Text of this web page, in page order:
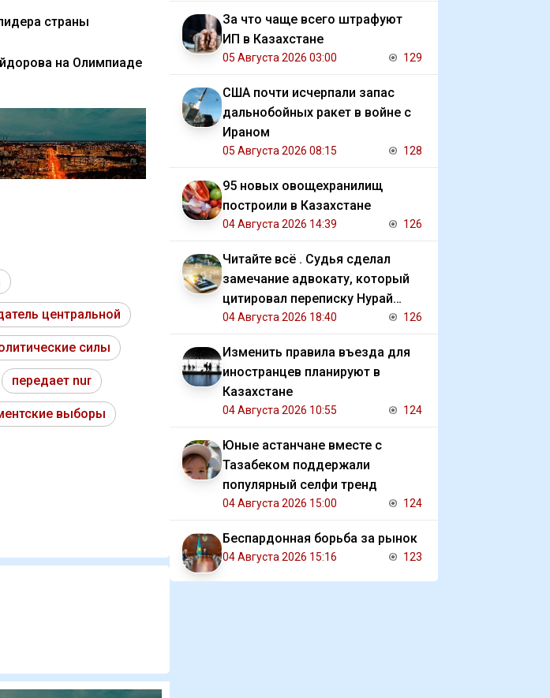
страны
на Олимпиаде
центральной
силы
передает nur
выборы
За что чаще всего штрафуют
ИП в Казахстане
05 Августа 2026 03:00 129
США почти исчерпали запас
дальнобойных ракет в войне с
Ираном
05 Августа 2026 08:15 128
95 новых овощехранилищ
построили в Казахстане
04 Августа 2026 14:39 126
Читайте всё . Судья сделал
замечание адвокату, который
цитировал переписку Нурай
Серикбай с обвиняемым
04 Августа 2026 18:40 126
Изменить правила въезда для
иностранцев планируют в
Казахстане
04 Августа 2026 10:55 124
Юные астанчане вместе с
Тазабеком поддержали
популярный селфи тренд
04 Августа 2026 15:00 124
Беспардонная борьба за рынок
04 Августа 2026 15:16 123